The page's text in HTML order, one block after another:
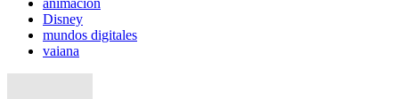
Disney
mundos digitales
vaiana